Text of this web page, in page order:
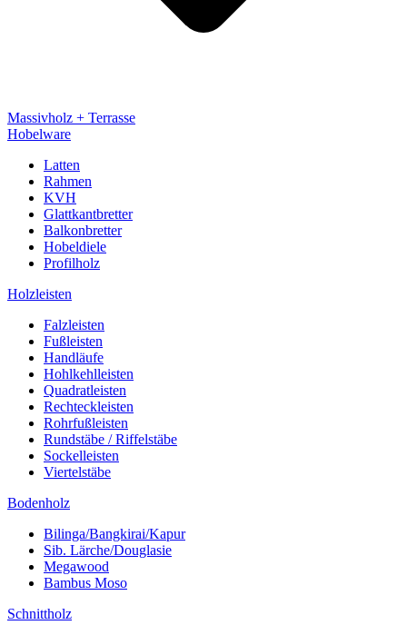
Massivholz + Terrasse
Hobelware
Latten
Rahmen
KVH
Glattkantbretter
Balkonbretter
Hobeldiele
Profilholz
Holzleisten
Falzleisten
Fußleisten
Handläufe
Hohlkehlleisten
Quadratleisten
Rechteckleisten
Rohrfußleisten
Rundstäbe / Riffelstäbe
Sockelleisten
Viertelstäbe
Bodenholz
Bilinga/Bangkirai/Kapur
Sib. Lärche/Douglasie
Megawood
Bambus Moso
Schnittholz